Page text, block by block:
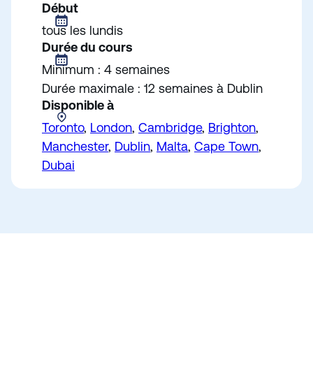
Début
tous les lundis
Durée du cours
Minimum : 4 semaines
Durée maximale : 12 semaines à Dublin
Disponible à
Toronto, London, Cambridge, Brighton,
Manchester, Dublin, Malta, Cape Town,
Dubai